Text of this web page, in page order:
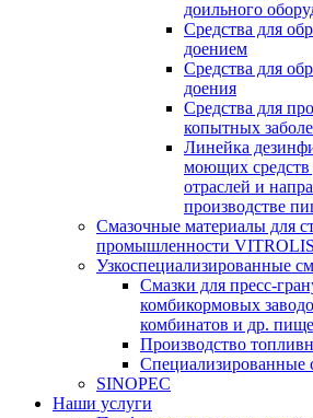
доильного
Средства для
доением
Средства для
доения
Средства для
копытных
Линейка
моющих средств
отраслей и
производстве
Смазочные материалы для
промышленности VITROLIS
Узкоспециализированные
Смазки для пресс-
комбикормовых
комбинатов и др.
Производство
Специализированные
SINOPEC
Наши услуги